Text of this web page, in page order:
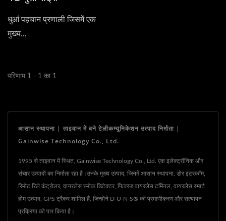
धुआं पहचान प्रणाली जिसमें एक
मुख्य...
परिणाम 1 - 1 का 1
आसान स्थापना | ताइवान में बने टेलीकम्यूनिकेशन उत्पाद निर्माता |
Gainwise Technology Co., Ltd.
1995 से ताइवान में स्थित, Gainwise Technology Co., Ltd. एक इलेक्ट्रॉनिक और
संचार उत्पादों का निर्माता रहा है।उनके मुख्य उत्पाद, जिनमें आसान स्थापना, डोर इंटरकॉम,
रिमोट रिले कंट्रोलर, वायरलेस स्मोक डिटेक्टर, फिक्स्ड वायरलेस टर्मिनल, वायरलेस स्मार्ट
होम उत्पाद, GPS ट्रैकर शामिल हैं, जिन्होंने D-U-N-S® की प्रमाणीकरण और सत्यापन
प्रक्रिया को पार किया है।